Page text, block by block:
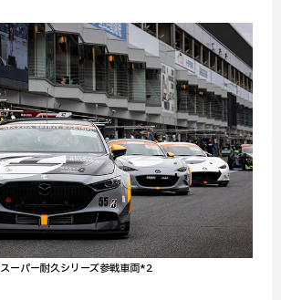
スーパー耐久シリーズ参戦車両*2